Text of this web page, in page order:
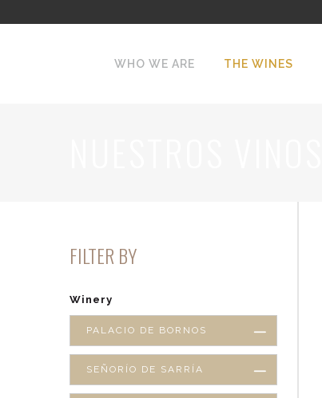
WHO WE ARE THE WINES
FILTER BY
Winery
PALACIO DE BORNOS
SEÑORÍO DE SARRÍA